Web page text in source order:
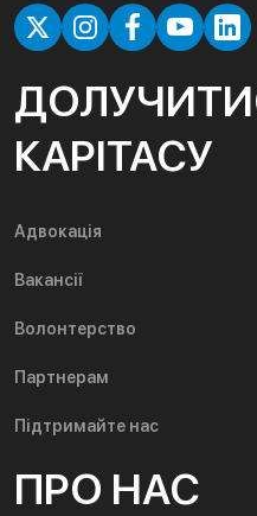
КАРІТАСУ
Адвокація
Вакансії
Волонтерство
Партнерам
Підтримайте нас
ПРО НАС